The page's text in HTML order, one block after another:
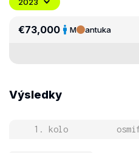
€73,000 M antuka
Výsledky
1. kolo